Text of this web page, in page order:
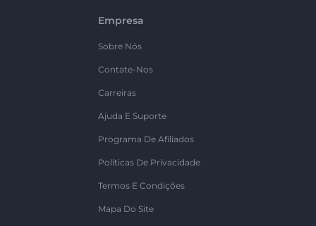
Empresa
Sobre Nós
Contate-Nos
Carreiras
Ajuda E Suporte
Programa De Afiliados
Políticas De Privacidade
Termos E Condições
Mapa Do Site